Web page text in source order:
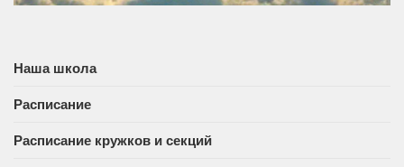
Наша школа
Расписание
Расписание кружков и секций